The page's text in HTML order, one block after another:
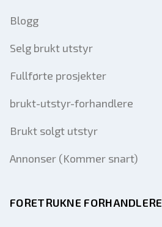
Blogg
Selg brukt utstyr
Fullførte prosjekter
brukt-utstyr-forhandlere
Brukt solgt utstyr
Annonser (Kommer snart)
FORETRUKNE FORHANDLERE